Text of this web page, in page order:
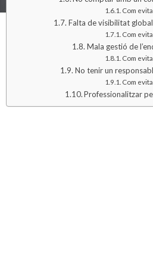
Com
Falta de visibilitat
Com
Mala gestió de
Com
No tenir un
Com
Professionalitzar